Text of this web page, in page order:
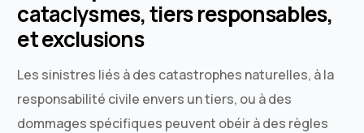
cataclysmes, tiers responsables,
et exclusions
Les sinistres liés à des catastrophes naturelles, à la
responsabilité civile envers un tiers, ou à des
dommages spécifiques peuvent obéir à des règles